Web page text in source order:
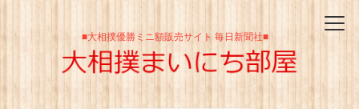
■大相撲優勝ミニ額販売サイト 毎日新聞社■